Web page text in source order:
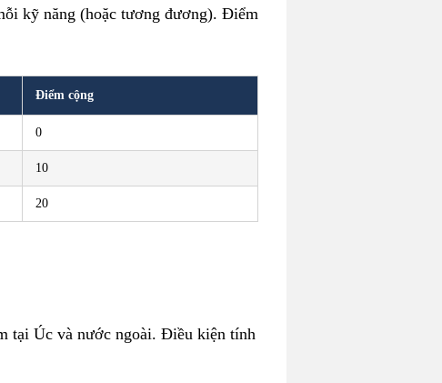
kỹ năng (hoặc tương đương). Điểm
Điểm cộng
0
10
20
tại Úc và nước ngoài. Điều kiện tính